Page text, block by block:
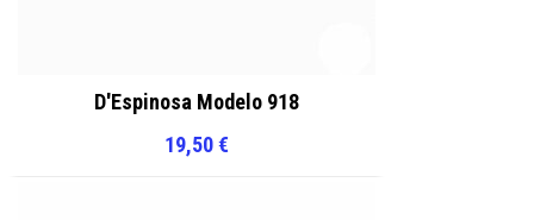
D'Espinosa Modelo 918
19,50€